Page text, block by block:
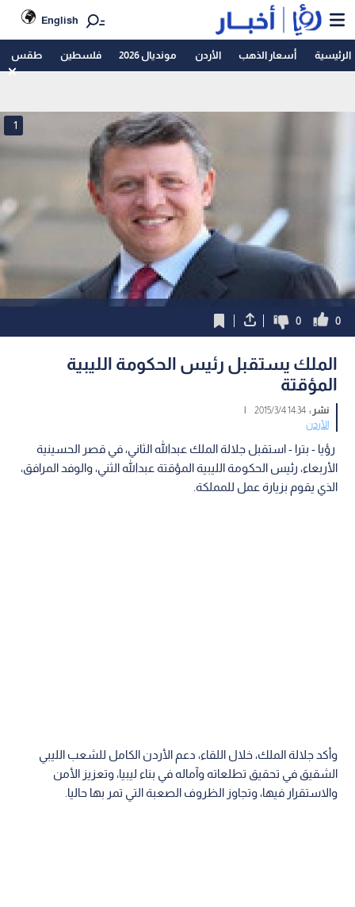
English
الرئيسية أسعار الذهب الأردن مونديال 2026 فلسطين طقس
1
0
0
الملك يستقبل رئيس الحكومة الليبية
المؤقتة
نشر :14:34 2015/3/4
|
الأردن
رؤيا - بترا - استقبل جلالة الملك عبدالله الثاني، في قصر الحسينية
الأربعاء، رئيس الحكومة الليبية المؤقتة عبدالله الثني، والوفد المرافق،
الذي يقوم بزيارة عمل للمملكة.
وأكد جلالة الملك، خلال اللقاء، دعم الأردن الكامل للشعب الليبي
الشقيق في تحقيق تطلعاته وآماله في بناء ليبيا، وتعزيز الأمن
والاستقرار فيها، وتجاوز الظروف الصعبة التي تمر بها حاليا.